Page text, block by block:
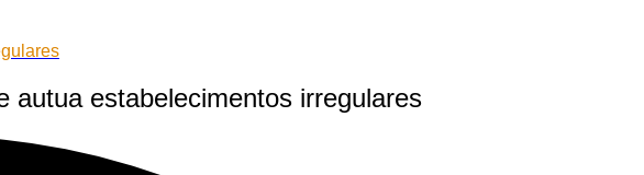
autua estabelecimentos irregulares